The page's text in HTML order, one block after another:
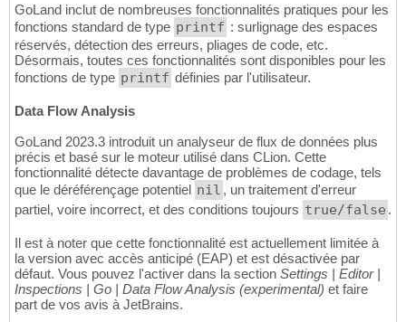
GoLand inclut de nombreuses fonctionnalités pratiques pour les
fonctions standard de type printf : surlignage des espaces
réservés, détection des erreurs, pliages de code, etc.
Désormais, toutes ces fonctionnalités sont disponibles pour les
fonctions de type printf définies par l'utilisateur.
Data Flow Analysis
GoLand 2023.3 introduit un analyseur de flux de données plus
précis et basé sur le moteur utilisé dans CLion. Cette
fonctionnalité détecte davantage de problèmes de codage, tels
que le déréférençage potentiel nil , un traitement d'erreur
partiel, voire incorrect, et des conditions toujours true/false .
Il est à noter que cette fonctionnalité est actuellement limitée à
la version avec accès anticipé (EAP) et est désactivée par
défaut. Vous pouvez l'activer dans la section Settings | Editor |
Inspections | Go | Data Flow Analysis (experimental) et faire
part de vos avis à JetBrains.